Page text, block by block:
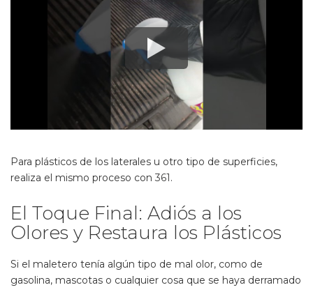
Para plásticos de los laterales u otro tipo de superficies,
realiza el mismo proceso con 361 .
El Toque Final: Adiós a los
Olores y Restaura los Plásticos
Si el maletero tenía algún tipo de mal olor, como de
gasolina, mascotas o cualquier cosa que se haya derramado